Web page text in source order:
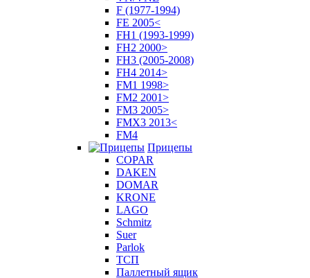
F (1977-1994)
FE 2005<
FH1 (1993-1999)
FH2 2000>
FH3 (2005-2008)
FH4 2014>
FM1 1998>
FM2 2001>
FM3 2005>
FMX3 2013<
FM4
Прицепы
COPAR
DAKEN
DOMAR
KRONE
LAGO
Schmitz
Suer
Parlok
ТСП
Паллетный ящик